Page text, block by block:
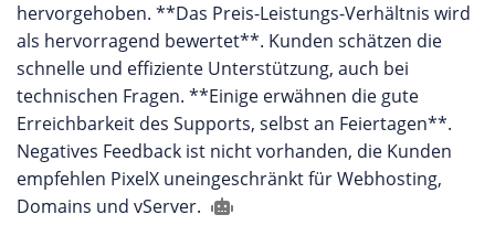
hervorgehoben. **Das Preis-Leistungs-Verhältnis wird
als hervorragend bewertet**. Kunden schätzen die
schnelle und effiziente Unterstützung, auch bei
technischen Fragen. **Einige erwähnen die gute
Erreichbarkeit des Supports, selbst an Feiertagen**.
Negatives Feedback ist nicht vorhanden, die Kunden
empfehlen PixelX uneingeschränkt für Webhosting,
Domains und vServer.